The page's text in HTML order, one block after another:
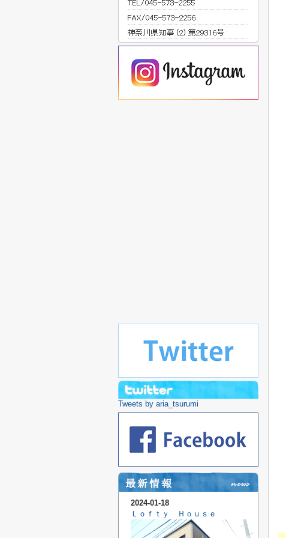
Tweets by aria_tsurumi
2024-01-18
Ｌｏｆｔｙ Ｈｏｕｓｅ